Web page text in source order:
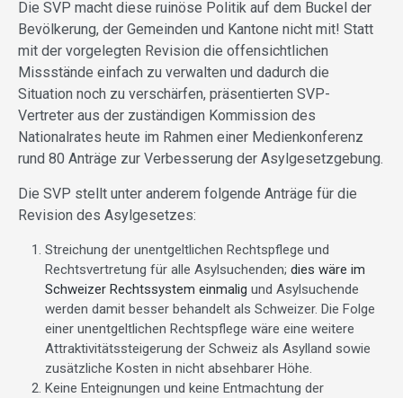
Die SVP macht diese ruinöse Politik auf dem Buckel der
Bevölkerung, der Gemeinden und Kantone nicht mit! Statt
mit der vorgelegten Revision die offensichtlichen
Missstände einfach zu verwalten und dadurch die
Situation noch zu verschärfen, präsentierten SVP-
Vertreter aus der zuständigen Kommission des
Nationalrates heute im Rahmen einer Medienkonferenz
rund 80 Anträge zur Verbesserung der Asylgesetzgebung.
Die SVP stellt unter anderem folgende Anträge für die
Revision des Asylgesetzes:
Streichung der unentgeltlichen Rechtspflege und
Rechtsvertretung für alle Asylsuchenden; dies wäre im
Schweizer Rechtssystem einmalig und Asylsuchende
werden damit besser behandelt als Schweizer. Die Folge
einer unentgeltlichen Rechtspflege wäre eine weitere
Attraktivitätssteigerung der Schweiz als Asylland sowie
zusätzliche Kosten in nicht absehbarer Höhe.
Keine Enteignungen und keine Entmachtung der